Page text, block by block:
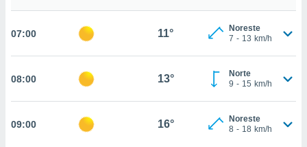
nuestros
como
07:00 11°
Noreste
7 - 13 km/h
08:00 13°
Norte
9 - 15 km/h
09:00 16°
Noreste
8 - 18 km/h